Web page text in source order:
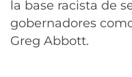
la base racista de
gobernadores
Greg Abbott.